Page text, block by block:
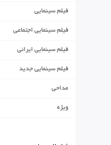
فیلم سینمایی
فیلم سینمایی اجتماعی
فیلم سینمایی ایرانی
فیلم سینمایی جدید
مداحی
ویژه